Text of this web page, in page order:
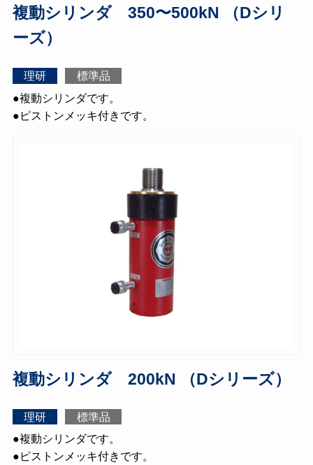
複動シリンダ 350〜500kN （Dシリ
ーズ）
理研
標準品
●複動シリンダです。
●ピストンメッキ付きです。
複動シリンダ 200kN （Dシリーズ）
理研
標準品
●複動シリンダです。
●ピストンメッキ付きです。